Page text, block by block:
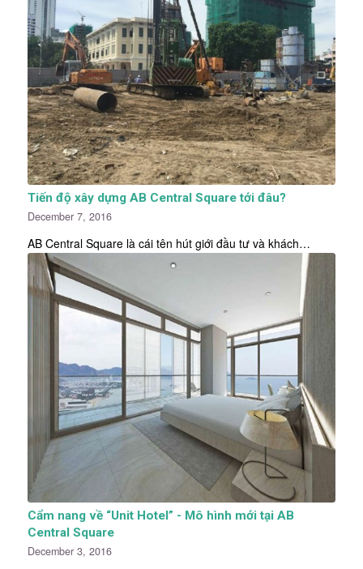
Tiến độ xây dựng AB Central Square tới đâu?
December 7, 2016
AB Central Square là cái tên hút giới đầu tư và khách…
Cẩm nang về “Unit Hotel” - Mô hình mới tại AB
Central Square
December 3, 2016